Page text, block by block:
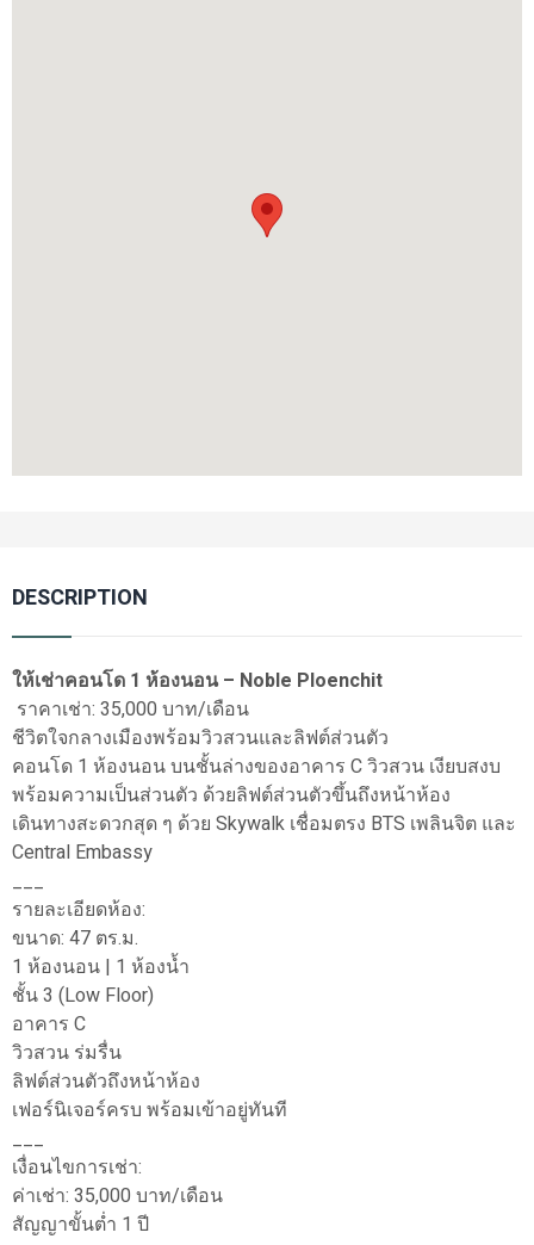
DESCRIPTION
ให้เช่าคอนโด 1 ห้องนอน – Noble Ploenchit
ราคาเช่า: 35,000 บาท/เดือน
ชีวิตใจกลางเมืองพร้อมวิวสวนและลิฟต์ส่วนตัว
คอนโด 1 ห้องนอน บนชั้นล่างของอาคาร C วิวสวน เงียบสงบ
พร้อมความเป็นส่วนตัว ด้วยลิฟต์ส่วนตัวขึ้นถึงหน้าห้อง
เดินทางสะดวกสุด ๆ ด้วย Skywalk เชื่อมตรง BTS เพลินจิต และ
Central Embassy
___
รายละเอียดห้อง:
ขนาด: 47 ตร.ม.
1 ห้องนอน | 1 ห้องน้ำ
ชั้น 3 (Low Floor)
อาคาร C
วิวสวน ร่มรื่น
ลิฟต์ส่วนตัวถึงหน้าห้อง
เฟอร์นิเจอร์ครบ พร้อมเข้าอยู่ทันที
___
เงื่อนไขการเช่า:
ค่าเช่า: 35,000 บาท/เดือน
สัญญาขั้นต่ำ 1 ปี